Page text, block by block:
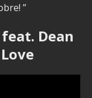
”
Dean